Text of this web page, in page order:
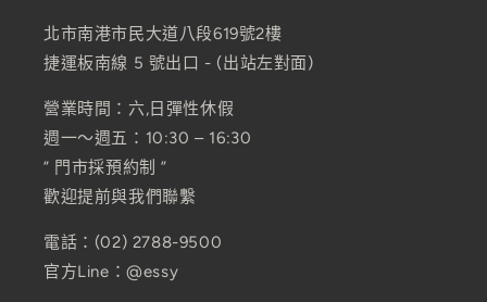
北市南港市民大道八段619號2樓
捷運板南線 5 號出口 - (出站左對面)
營業時間：六,日彈性休假
週一～週五：10:30 – 16:30
” 門市採預約制 ”
歡迎提前與我們聯繫
電話：(02) 2788-9500
官方Line：@essy